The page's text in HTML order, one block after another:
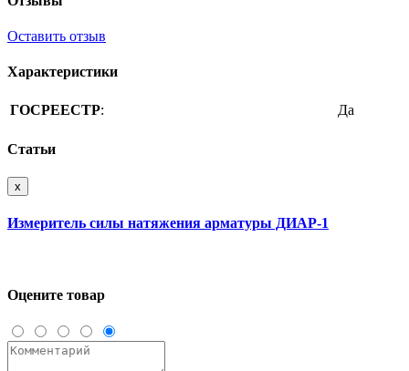
Оставить отзыв
Характеристики
ГОСРЕЕСТР: Да
Статьи
x
Измеритель силы натяжения арматуры ДИАР-1
Оцените товар